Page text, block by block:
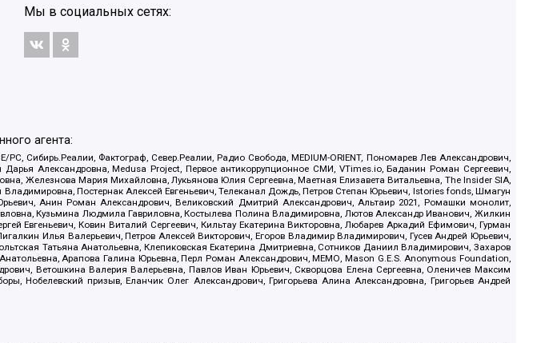
Мы в социальных сетях:
агента:
Сибирь.Реалии, Фактограф, Север.Реалии, Радио Свобода, MEDIUM-ORIENT, Пономарев Лев Александрович,
Александровна, Medusa Project, Первое антикоррупционное СМИ, VTimes.io, Баданин Роман Сергеевич,
Железнова Мария Михайловна, Лукьянова Юлия Сергеевна, Маетная Елизавета Витальевна, The Insider SIA,
Постернак Алексей Евгеньевич, Телеканал Дождь, Петров Степан Юрьевич, Istories fonds, Шмагун
Анин Роман Александрович, Великовский Дмитрий Александрович, Альтаир 2021, Ромашки монолит,
Кузьмина Людмила Гавриловна, Костылева Полина Владимировна, Лютов Александр Иванович, Жилкин
Евгеньевич, Ковин Виталий Сергеевич, Кильтау Екатерина Викторовна, Любарев Аркадий Ефимович, Гурман
Илья Валерьевич, Петров Алексей Викторович, Егоров Владимир Владимирович, Гусев Андрей Юрьевич,
Татьяна Анатольевна, Клепиковская Екатерина Дмитриевна, Сотников Даниил Владимирович, Захаров
Арапова Галина Юрьевна, Перл Роман Александрович, МЕМО, Mason G.E.S. Anonymous Foundation,
Ветошкина Валерия Валерьевна, Павлов Иван Юрьевич, Скворцова Елена Сергеевна, Оленичев Максим
Нобелевский призыв, Еланчик Олег Александрович, Григорьева Алина Александровна, Григорьев Андрей